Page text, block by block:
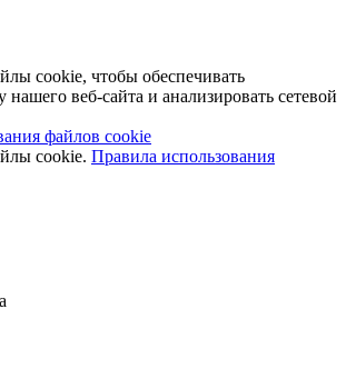
cookie, чтобы обеспечивать
веб-сайта и анализировать сетевой
файлов cookie
cookie. Правила использования